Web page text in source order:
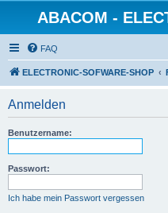
ABACOM -
FAQ
ELECTRONIC-SOFWARE-SHOP
Anmelden
Benutzername:
Passwort:
Ich habe mein Passwort vergessen